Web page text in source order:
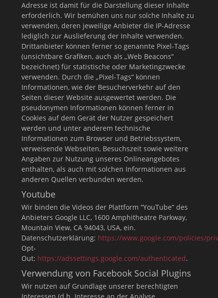
Adresse ist damit für die Darstellung dieser Inhalte
erforderlich. Wir bemühen uns nur solche Inhalte zu
verwenden, deren jeweilige Anbieter die IP-Adresse
lediglich zur Auslieferung der Inhalte verwenden.
Drittanbieter können ferner so genannte Pixel-Tags
(unsichtbare Grafiken, auch als „Web Beacons“
bezeichnet) für statistische oder Marketingzwecke
verwenden. Durch die „Pixel-Tags“ können
Informationen, wie der Besucherverkehr auf den
Seiten dieser Website ausgewertet werden. Die
pseudonymen Informationen können ferner in
Cookies auf dem Gerät der Nutzer gespeichert
werden und unter anderem technische
Informationen zum Browser und Betriebssystem,
verweisende Webseiten, Besuchszeit sowie weitere
Angaben zur Nutzung unseres Onlineangebotes
enthalten, als auch mit solchen Informationen aus
anderen Quellen verbunden werden.
Youtube
Wir binden die Videos der Plattform “YouTube” des
Anbieters Google LLC, 1600 Amphitheatre Parkway,
Mountain View, CA 94043, USA, ein.
Datenschutzerklärung: https://www.google.com/policies/
Opt-
Out: https://adssettings.google.com/authenticated.
Verwendung von Facebook Social Plugins
Wir nutzen auf Grundlage unserer berechtigten